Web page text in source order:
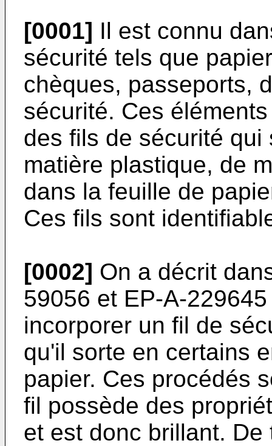
[0001] Il est connu
sécurité tels que
chèques, passeports,
sécurité. Ces
des fils de sécurité
matière plastique, de
dans la feuille de
Ces fils sont
[0002] On a décrit
59056 et EP-A-
incorporer un fil de
qu'il sorte en certains
papier. Ces procédés
fil possède des
et est donc brillant.